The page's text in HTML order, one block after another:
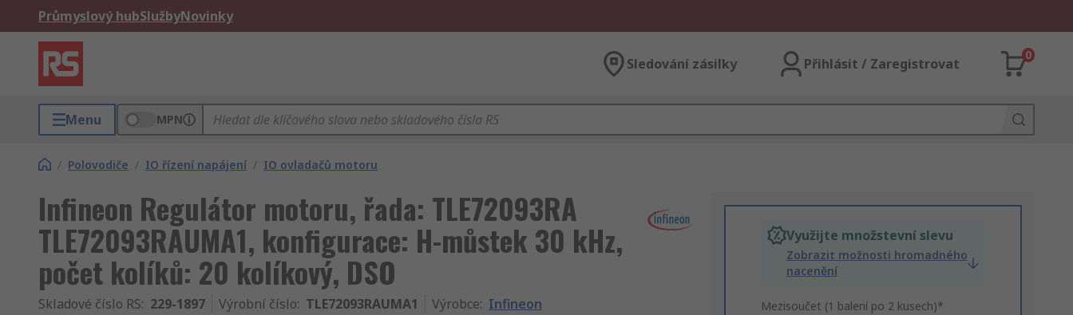
Průmyslový hubSlužbyNovinky
Sledování zásilky Přihlásit / Zaregistrovat
0
Menu MPN
/ Polovodiče / IO řízení napájení / IO ovladačů motoru
Infineon Regulátor motoru, řada: TLE72093RA
TLE72093RAUMA1, konfigurace: H-můstek 30 kHz,
počet kolíků: 20 kolíkový, DSO
Skladové číslo RS: 229-1897 Výrobní číslo: TLE72093RAUMA1 Výrobce: Infineon
Využijte množstevní slevu
Zobrazit možnosti hromadného
nacenění
Mezisoučet (1 balení po 2 kusech)*